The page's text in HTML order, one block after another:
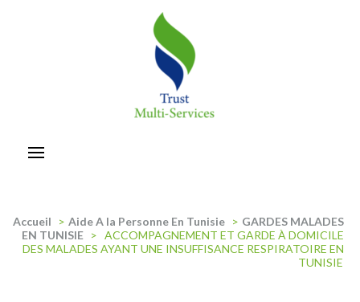
Accueil > Aide A la Personne En Tunisie > GARDES MALADES
EN TUNISIE > ACCOMPAGNEMENT ET GARDE À DOMICILE
DES MALADES AYANT UNE INSUFFISANCE RESPIRATOIRE EN
TUNISIE